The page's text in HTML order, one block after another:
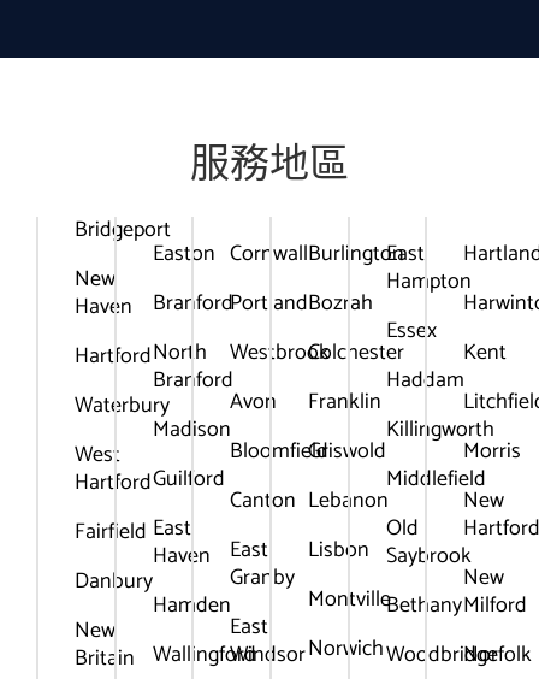
服務地區
Bridgeport
New
Haven
Hartford
Waterbury
West
Hartford
Fairfield
Danbury
New
Britain
Easton
Branford
North
Branford
Madison
Guilford
East
Haven
Hamden
Wallingford
Cornwall
Portland
Westbrook
Avon
Bloomfield
Canton
East
Granby
East
Windsor
Burlington
Bozrah
Colchester
Franklin
Griswold
Lebanon
Lisbon
Montville
Norwich
East
Hampton
Essex
Haddam
Killingworth
Middlefield
Old
Saybrook
Bethany
Woodbridge
Kent
Morris
New
New
Milford
Norfolk